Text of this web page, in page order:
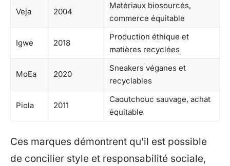
Veja 2004
Matériaux biosourcés,
commerce équitable
Igwe 2018
Production éthique et
matières recyclées
MoEa 2020
Sneakers véganes et
recyclables
Piola 2011
Caoutchouc sauvage, achat
équitable
Ces marques démontrent qu’il est possible
de concilier style et responsabilité sociale,